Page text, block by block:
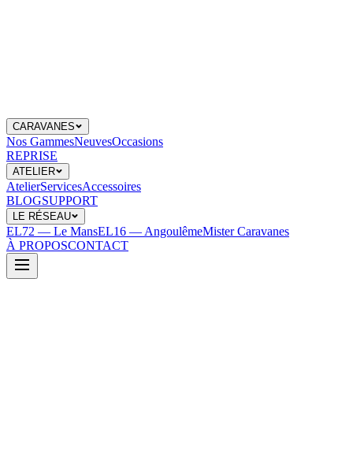
CARAVANES
Nos GammesNeuvesOccasions
REPRISE
ATELIER
AtelierServicesAccessoires
BLOGSUPPORT
LE RÉSEAU
EL72 — Le MansEL16 — AngoulêmeMister Caravanes
À PROPOSCONTACT